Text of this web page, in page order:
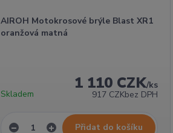
AIROH Motokrosové brýle Blast XR1
oranžová matná
1 110 CZK/ks
917 CZKbez DPH
Skladem
Přidat do košíku